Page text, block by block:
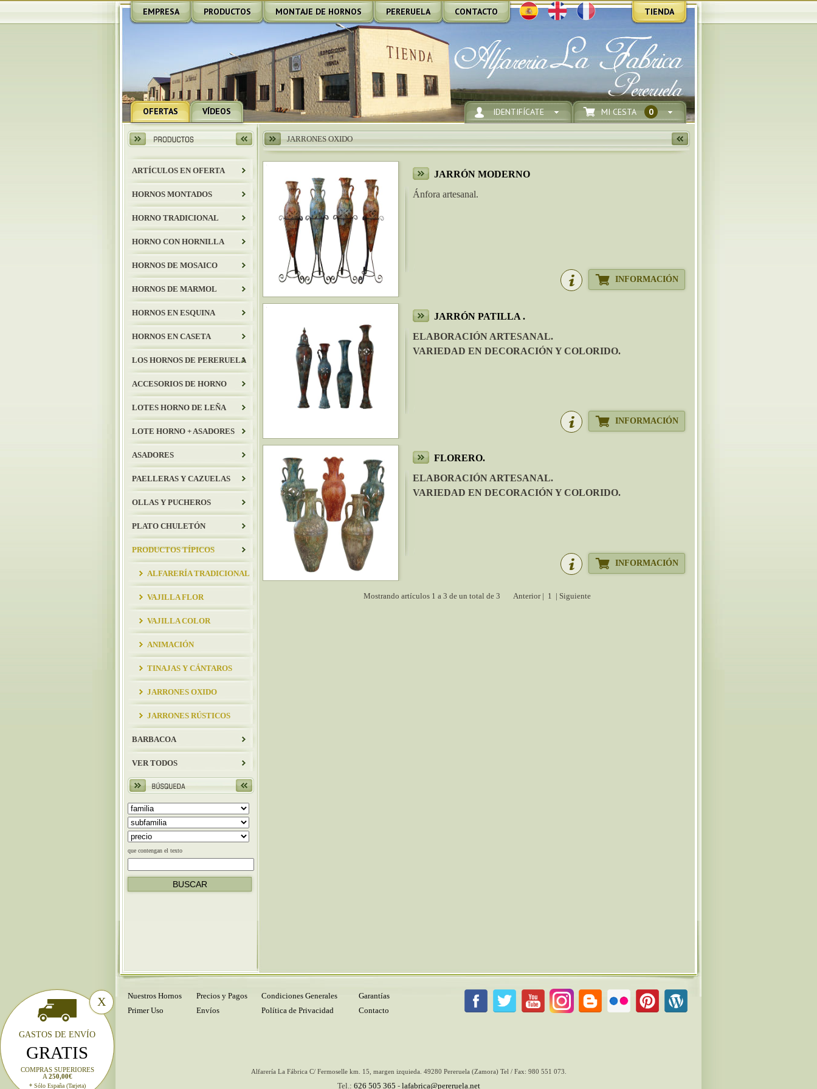
X
GASTOS DE ENVÍO
GRATIS
COMPRAS SUPERIORES
A 250,00€
* Sólo España (Tarjeta)
EMPRESA PRODUCTOS MONTAJE DE HORNOS PERERUELA CONTACTO TIENDA
OFERTAS VÍDEOS MI CESTA 0
IDENTIFÍCATE
ARTÍCULOS EN OFERTA
HORNOS MONTADOS
HORNO TRADICIONAL
HORNO CON HORNILLA
HORNOS DE MOSAICO
HORNOS DE MARMOL
HORNOS EN ESQUINA
HORNOS EN CASETA
LOS HORNOS DE PERERUELA
ACCESORIOS DE HORNO
LOTES HORNO DE LEÑA
LOTE HORNO + ASADORES
ASADORES
PAELLERAS Y CAZUELAS
OLLAS Y PUCHEROS
PLATO CHULETÓN
PRODUCTOS TÍPICOS
ALFARERÍA TRADICIONAL
VAJILLA FLOR
VAJILLA COLOR
ANIMACIÓN
TINAJAS Y CÁNTAROS
JARRONES OXIDO
JARRONES RÚSTICOS
BARBACOA
VER TODOS
que contengan el texto
JARRONES OXIDO
JARRÓN MODERNO
Ánfora artesanal.
INFORMACIÓN
JARRÓN PATILLA .
ELABORACIÓN ARTESANAL.
VARIEDAD EN DECORACIÓN Y COLORIDO.
INFORMACIÓN
FLORERO.
ELABORACIÓN ARTESANAL.
VARIEDAD EN DECORACIÓN Y COLORIDO.
INFORMACIÓN
Mostrando artículos 1 a 3 de un total de 3 Anterior | 1 | Siguiente
Nuestros Hornos
Primer Uso
Precios y Pagos
Envíos
Condiciones Generales
Política de Privacidad
Garantías
Contacto
Alfarería La Fábrica C/ Fermoselle km. 15, margen izquieda. 49280 Pereruela (Zamora) Tel / Fax: 980 551 073
Tel.: 626 505 365 - lafabrica@pereruela.net